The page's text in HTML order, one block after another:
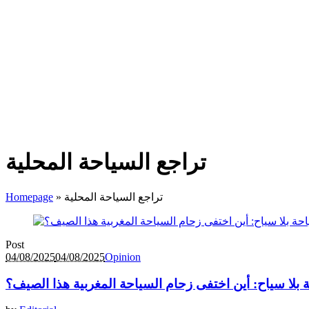
تراجع السياحة المحلية
Homepage » تراجع السياحة المحلية
Post
04/08/202504/08/2025Opinion
بلا سياح: أين اختفى زحام السياحة المغربية هذا الصيف؟